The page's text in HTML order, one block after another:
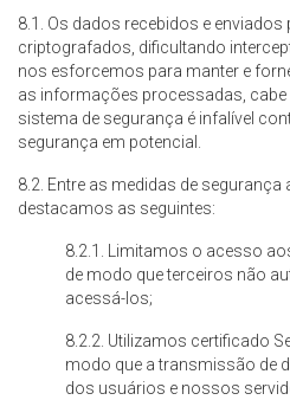
8.1. Os dados recebidos e
criptografados, dificultando
nos esforcemos para manter e
as informações processadas, cabe
sistema de segurança é infalível
segurança em potencial.
8.2. Entre as medidas de segurança
destacamos as seguintes:
8.2.1. Limitamos o acesso
de modo que terceiros não
acessá-los;
8.2.2. Utilizamos certificado
modo que a transmissão de
dos usuários e nossos